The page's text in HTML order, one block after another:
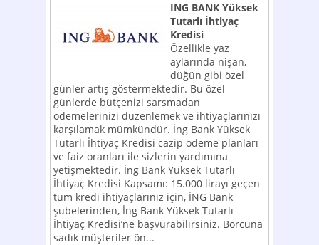
ING BANK Yüksek
Tutarlı İhtiyaç
Kredisi
Özellikle yaz
aylarında nişan,
düğün gibi özel
günler artış göstermektedir. Bu özel
günlerde bütçenizi sarsmadan
ödemelerinizi düzenlemek ve ihtiyaçlarınızı
karşılamak mümkündür. İng Bank Yüksek
Tutarlı İhtiyaç Kredisi cazip ödeme planları
ve faiz oranları ile sizlerin yardımına
yetişmektedir. İng Bank Yüksek Tutarlı
İhtiyaç Kredisi Kapsamı: 15.000 lirayı geçen
tüm kredi ihtiyaçlarınız için, İNG Bank
şubelerinden, İng Bank Yüksek Tutarlı
İhtiyaç Kredisi’ne başvurabilirsiniz. Borcuna
sadık müşteriler ön...